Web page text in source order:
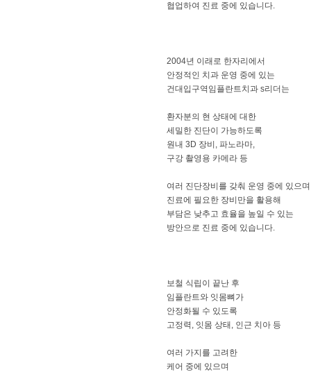
협업하여 진료 중에 있습니다.
2004년 이래로 한자리에서
안정적인 치과 운영 중에 있는
건대입구역임플란트치과 s리더는
​환자분의 현 상태에 대한
세밀한 진단이 가능하도록
원내 3D 장비, 파노라마,
구강 촬영용 카메라 등
​여러 진단장비를 갖춰 운영 중에 있으며
진료에 필요한 장비만을 활용해
부담은 낮추고 효율을 높일 수 있는
방안으로 진료 중에 있습니다.
보철 식립이 끝난 후
임플란트와 잇몸뼈가
안정화될 수 있도록
고정력, 잇몸 상태, 인근 치아 등
여러 가지를 고려한
케어 중에 있으며